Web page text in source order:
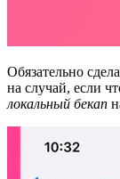
Обязательно
на случай, если
локальный бекап